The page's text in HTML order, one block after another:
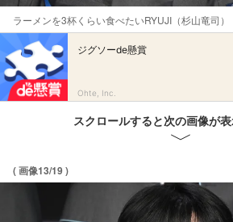
ラーメンを3杯くらい食べたいRYUJI（杉山竜司
ジグソーde懸賞
Ohte, Inc.
スクロールすると次の画像が
( 画像13/19 )